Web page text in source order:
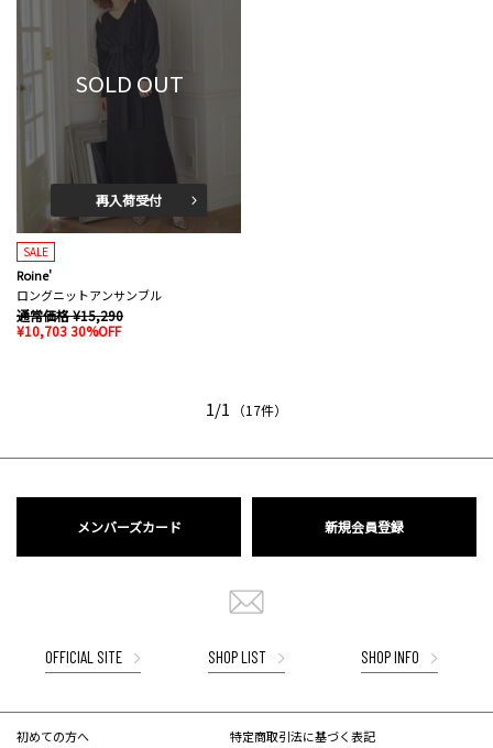
SOLD OUT
再入荷受付
SALE
Roine'
ロングニットアンサンブル
通常価格 ¥15,290
¥10,703 30%OFF
1/1 （17件）
メンバーズカード 新規会員登録
OFFICIAL SITE SHOP LIST SHOP INFO
初めての方へ 特定商取引法に基づく表記